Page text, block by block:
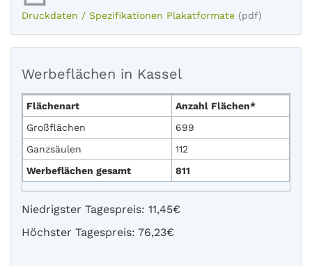
Druckdaten / Spezifikationen Plakatformate (pdf)
Werbeflächen in Kassel
Flächenart
Anzahl Flächen*
Großflächen
699
Ganzsäulen
112
Werbeflächen gesamt
811
Niedrigster Tagespreis: 11,45€
Höchster Tagespreis: 76,23€